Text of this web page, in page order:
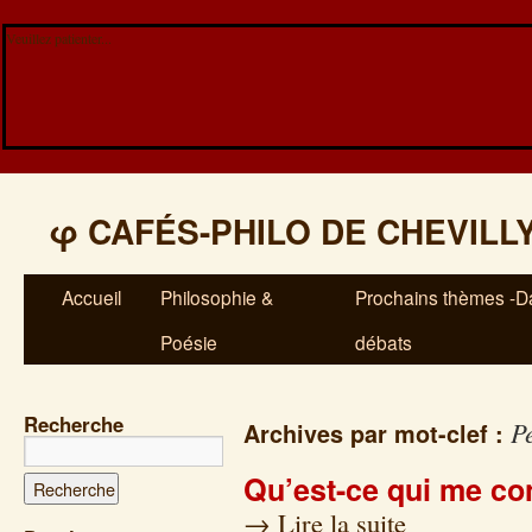
Veuillez patienter...
φ CAFÉS-PHILO DE
Accueil
Philosophie &
Poésie
Prochains thèmes -
débats
Recherche Archives par mot-clef :
Qu’est-ce qui me
→ Lire la suite